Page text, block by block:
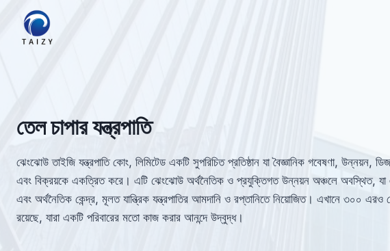
content
তেল চাপার যন্ত্রপাতি
ঝেংঝোউ তাইজি যন্ত্রপাতি কোং, লিমিটেড একটি সুপরিচিত প্রতিষ্ঠান যা বৈজ্ঞানিক গবেষণা, উন্নয়ন,
এবং বিক্রয়কে একত্রিত করে। এটি ঝেংঝোউ অর্থনৈতিক ও প্রযুক্তিগত উন্নয়ন অঞ্চলে অবস্থিত, যা
এবং অর্থনৈতিক কেন্দ্র, মূলত যান্ত্রিক যন্ত্রপাতির আমদানি ও রপ্তানিতে নিয়োজিত। এখানে ৩০০ এরও
রয়েছে, যারা একটি পরিবারের মতো কাজ করার আনন্দে উদ্বুদ্ধ।